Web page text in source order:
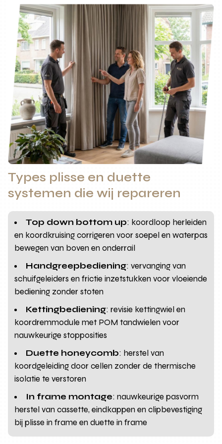
Types plisse en duette
systemen die wij repareren
Top down bottom up: koordloop herleiden
en koordkruising corrigeren voor soepel en waterpas
bewegen van boven en onderrail
Handgreepbediening: vervanging van
schuifgeleiders en frictie inzetstukken voor vloeiende
bediening zonder stoten
Kettingbediening: revisie kettingwiel en
koordremmodule met POM tandwielen voor
nauwkeurige stopposities
Duette honeycomb: herstel van
koordgeleiding door cellen zonder de thermische
isolatie te verstoren
In frame montage: nauwkeurige pasvorm
herstel van cassette, eindkappen en clipbevestiging
bij plisse in frame en duette in frame